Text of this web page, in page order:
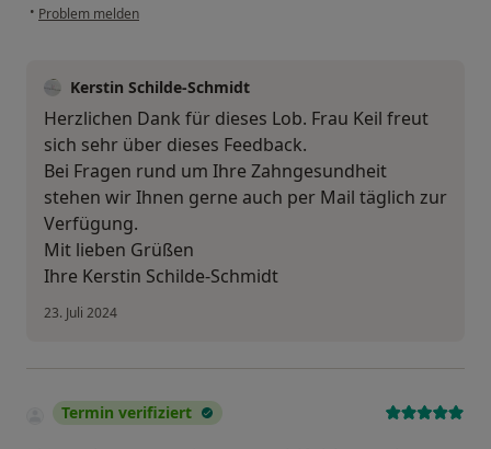
• Problem melden
Kerstin Schilde-Schmidt
Herzlichen Dank für dieses Lob. Frau Keil freut
sich sehr über dieses Feedback.
Bei Fragen rund um Ihre Zahngesundheit
stehen wir Ihnen gerne auch per Mail täglich zur
Verfügung.
Mit lieben Grüßen
Ihre Kerstin Schilde-Schmidt
23. Juli 2024
Termin verifiziert